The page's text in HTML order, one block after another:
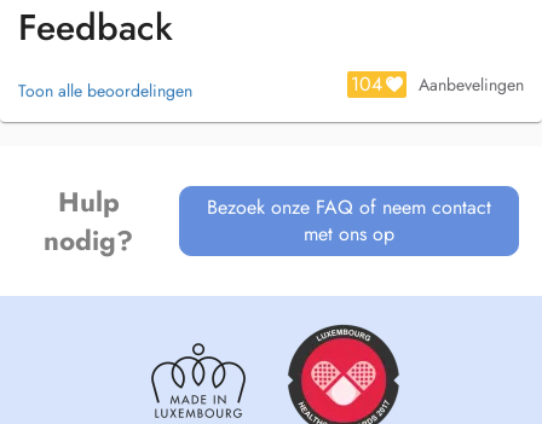
Feedback
Toon alle beoordelingen 104 Aanbevelingen
Hulp
nodig?
Bezoek onze FAQ of neem contact
met ons op